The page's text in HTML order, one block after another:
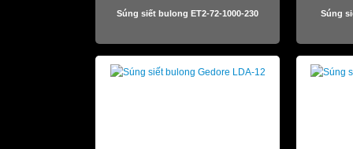
Súng siết bulong ET2-72-1000-230 Súng